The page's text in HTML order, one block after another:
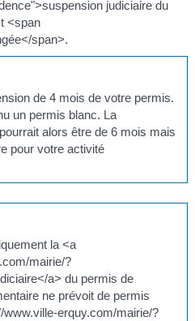
judiciaire du
<span
span>.
de 4 mois de votre permis.
un permis blanc. La
alors être de 6 mois mais
pour votre activité
la <a
mairie/?
a> du permis de
ne prévoit de permis
erquy.com/mairie/?